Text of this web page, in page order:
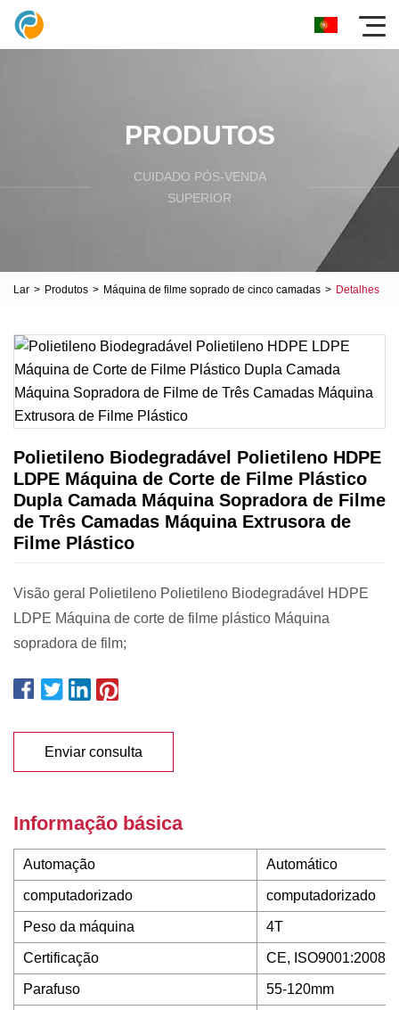
PRODUTOS
CUIDADO PÓS-VENDA
SUPERIOR
Lar > Produtos > Máquina de filme soprado de cinco camadas > Detalhes
Polietileno Biodegradável Polietileno HDPE
LDPE Máquina de Corte de Filme Plástico
Dupla Camada Máquina Sopradora de Filme
de Três Camadas Máquina Extrusora de
Filme Plástico
Visão geral Polietileno Polietileno Biodegradável HDPE
LDPE Máquina de corte de filme plástico Máquina
sopradora de film;
Enviar consulta
Informação básica
Automação Automático
computadorizado computadorizado
Peso da máquina 4T
Certificação CE, ISO9001:2008,
Parafuso 55-120mm